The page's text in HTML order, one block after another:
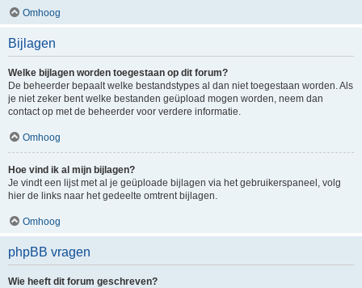
Omhoog
Bijlagen
Welke bijlagen worden toegestaan op dit forum?
De beheerder bepaalt welke bestandstypes al dan niet toegestaan worden. Als
je niet zeker bent welke bestanden geüpload mogen worden, neem dan
contact op met de beheerder voor verdere informatie.
Omhoog
Hoe vind ik al mijn bijlagen?
Je vindt een lijst met al je geüploade bijlagen via het gebruikerspaneel, volg
hier de links naar het gedeelte omtrent bijlagen.
Omhoog
phpBB vragen
Wie heeft dit forum geschreven?